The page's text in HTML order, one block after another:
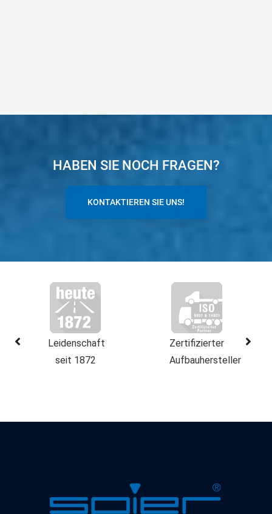
HABEN SIE NOCH FRAGEN?
KONTAKTIEREN SIE UNS!
Leidenschaft
seit 1872
Zertifizierter
Aufbauhersteller